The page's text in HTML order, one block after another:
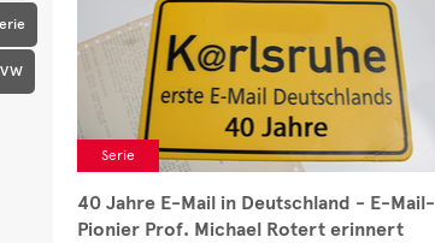
Serie
40 Jahre E-Mail in Deutschland - E-Mail-
Pionier Prof. Michael Rotert erinnert